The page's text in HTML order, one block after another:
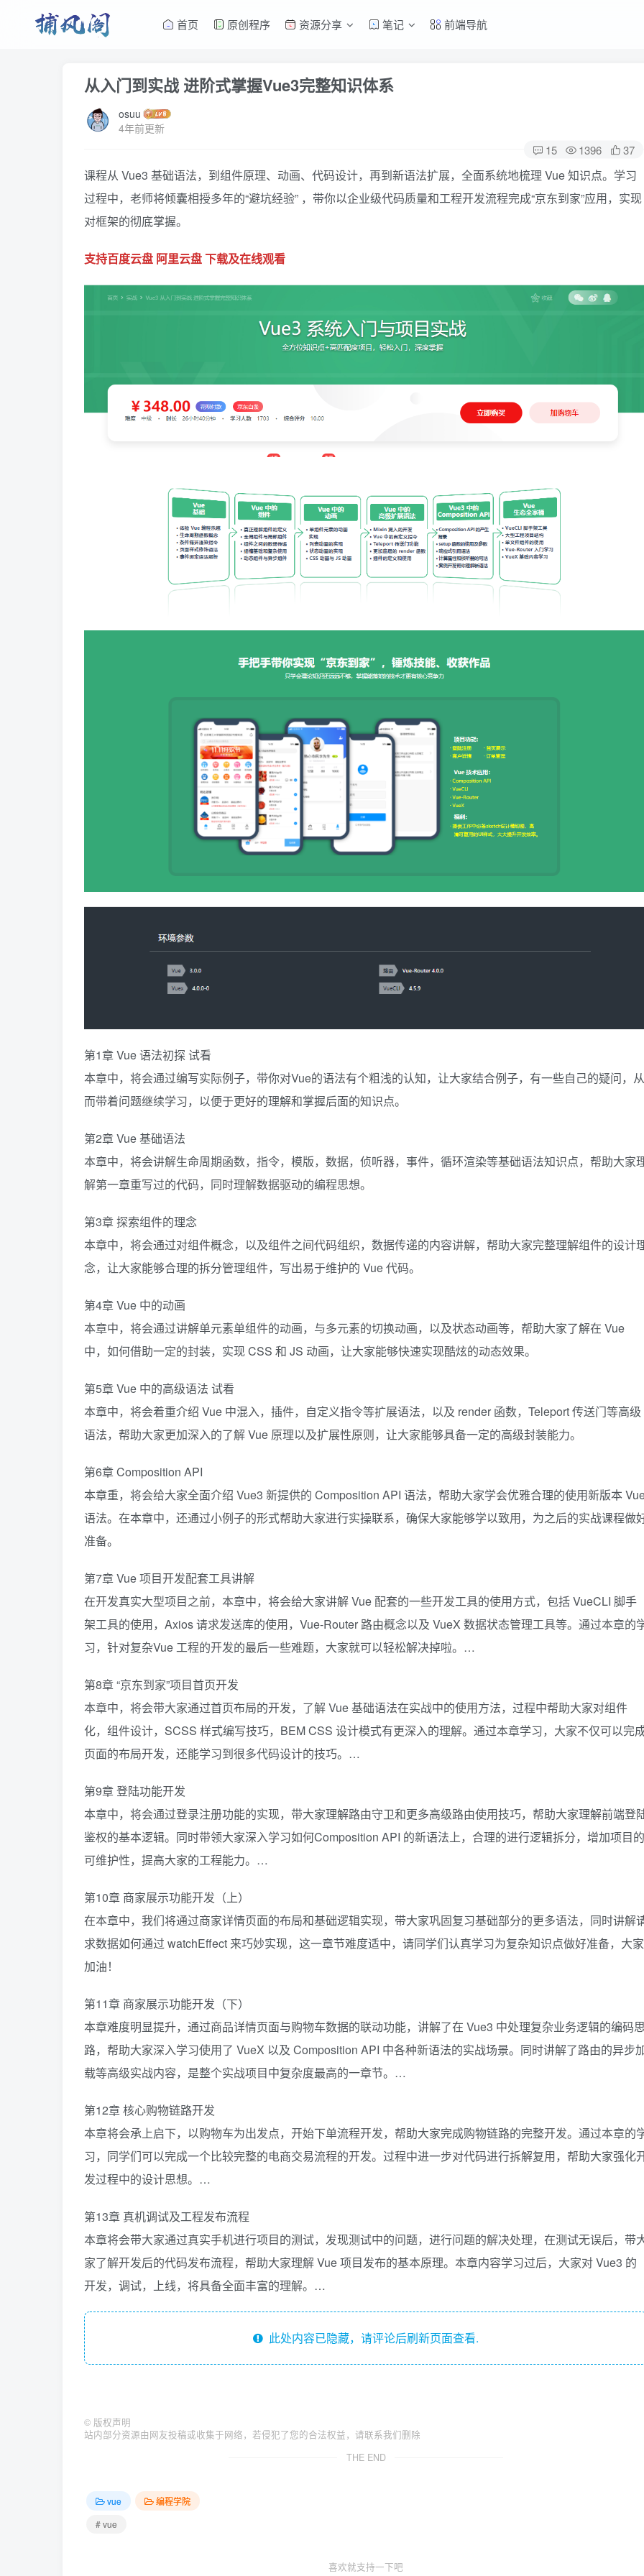
首页 原创程序 资源分享 笔记 前端导航
从入门到实战 进阶式掌握Vue3完整知识体系
osuu
4年前更新
15 1396 37
课程从 Vue3 基础语法，到组件原理、动画、代码设计，再到新语法扩展，全面系统地梳理 Vue 知识点。学习
过程中，老师将倾囊相授多年的“避坑经验” ，带你以企业级代码质量和工程开发流程完成“京东到家”应用，实现
对框架的彻底掌握。
支持百度云盘 阿里云盘 下载及在线观看
第1章 Vue 语法初探 试看
本章中，将会通过编写实际例子，带你对Vue的语法有个粗浅的认知，让大家结合例子，有一些自己的疑问，从
而带着问题继续学习，以便于更好的理解和掌握后面的知识点。
第2章 Vue 基础语法
本章中，将会讲解生命周期函数，指令，模版，数据，侦听器，事件，循环渲染等基础语法知识点，帮助大家
解第一章重写过的代码，同时理解数据驱动的编程思想。
第3章 探索组件的理念
本章中，将会通过对组件概念，以及组件之间代码组织，数据传递的内容讲解，帮助大家完整理解组件的设计
念，让大家能够合理的拆分管理组件，写出易于维护的 Vue 代码。
第4章 Vue 中的动画
本章中，将会通过讲解单元素单组件的动画，与多元素的切换动画，以及状态动画等，帮助大家了解在 Vue
中，如何借助一定的封装，实现 CSS 和 JS 动画，让大家能够快速实现酷炫的动态效果。
第5章 Vue 中的高级语法 试看
本章中，将会着重介绍 Vue 中混入，插件，自定义指令等扩展语法，以及 render 函数，Teleport 传送门等高级
语法，帮助大家更加深入的了解 Vue 原理以及扩展性原则，让大家能够具备一定的高级封装能力。
第6章 Composition API
本章重，将会给大家全面介绍 Vue3 新提供的 Composition API 语法，帮助大家学会优雅合理的使用新版本
语法。在本章中，还通过小例子的形式帮助大家进行实操联系，确保大家能够学以致用，为之后的实战课程做
准备。
第7章 Vue 项目开发配套工具讲解
在开发真实大型项目之前，本章中，将会给大家讲解 Vue 配套的一些开发工具的使用方式，包括 VueCLI 脚手
架工具的使用，Axios 请求发送库的使用，Vue-Router 路由概念以及 VueX 数据状态管理工具等。通过本章的
习，针对复杂Vue 工程的开发的最后一些难题，大家就可以轻松解决掉啦。…
第8章 “京东到家”项目首页开发
本章中，将会带大家通过首页布局的开发，了解 Vue 基础语法在实战中的使用方法，过程中帮助大家对组件
化，组件设计，SCSS 样式编写技巧，BEM CSS 设计模式有更深入的理解。通过本章学习，大家不仅可以完
页面的布局开发，还能学习到很多代码设计的技巧。…
第9章 登陆功能开发
本章中，将会通过登录注册功能的实现，带大家理解路由守卫和更多高级路由使用技巧，帮助大家理解前端登
鉴权的基本逻辑。同时带领大家深入学习如何Composition API 的新语法上，合理的进行逻辑拆分，增加项目的
可维护性，提高大家的工程能力。…
第10章 商家展示功能开发（上）
在本章中，我们将通过商家详情页面的布局和基础逻辑实现，带大家巩固复习基础部分的更多语法，同时讲解
求数据如何通过 watchEffect 来巧妙实现，这一章节难度适中，请同学们认真学习为复杂知识点做好准备，大家
加油！
第11章 商家展示功能开发（下）
本章难度明显提升，通过商品详情页面与购物车数据的联动功能，讲解了在 Vue3 中处理复杂业务逻辑的编码
路，帮助大家深入学习使用了 VueX 以及 Composition API 中各种新语法的实战场景。同时讲解了路由的异步
载等高级实战内容，是整个实战项目中复杂度最高的一章节。…
第12章 核心购物链路开发
本章将会承上启下，以购物车为出发点，开始下单流程开发，帮助大家完成购物链路的完整开发。通过本章的
习，同学们可以完成一个比较完整的电商交易流程的开发。过程中进一步对代码进行拆解复用，帮助大家强化
发过程中的设计思想。…
第13章 真机调试及工程发布流程
本章将会带大家通过真实手机进行项目的测试，发现测试中的问题，进行问题的解决处理，在测试无误后，带
家了解开发后的代码发布流程，帮助大家理解 Vue 项目发布的基本原理。本章内容学习过后，大家对 Vue3 的
开发，调试，上线，将具备全面丰富的理解。…
此处内容已隐藏，请评论后刷新页面查看.
© 版权声明
站内部分资源由网友投稿或收集于网络，若侵犯了您的合法权益，请联系我们删除
THE END
vue
编程学院
# vue
喜欢就支持一下吧